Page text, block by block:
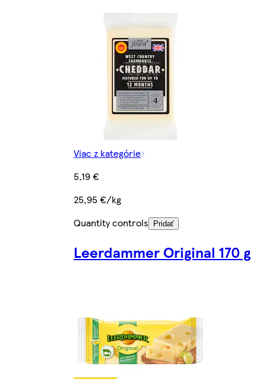
Viac z kategórie
5,19 €
25,95 €/kg
Quantity controls
Pridať
Leerdammer Original 170 g